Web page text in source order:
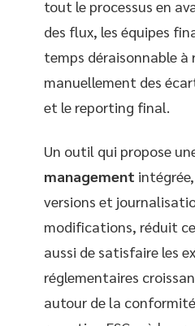
tout le processus en
des flux, les équipes
temps déraisonnable à
manuellement des
et le reporting final.
Un outil qui propose
management
versions et
modifications, réduit
aussi de satisfaire les
réglementaires
autour de la conformité